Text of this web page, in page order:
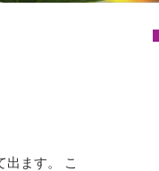
出ます。 こ